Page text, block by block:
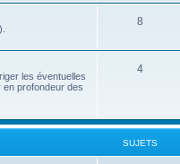
).
8
les éventuelles
profondeur des
4
SUJETS